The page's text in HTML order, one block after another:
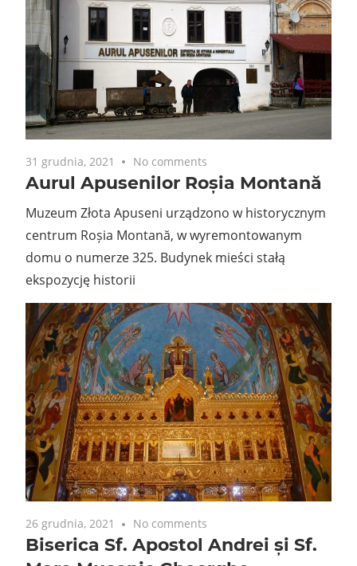
31 grudnia, 2021 No comments
Aurul Apusenilor Roșia Montană
Muzeum Złota Apuseni urządzono w historycznym
centrum Roșia Montană, w wyremontowanym
domu o numerze 325. Budynek mieści stałą
ekspozycję historii
26 grudnia, 2021 No comments
Biserica Sf. Apostol Andrei și Sf.